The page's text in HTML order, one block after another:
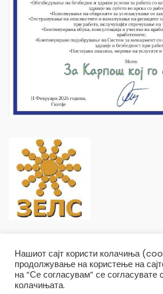
Нашиот сајт користи колачиња
продолжување на користење на
на “Се согласувам” се согласувате
колачињата.